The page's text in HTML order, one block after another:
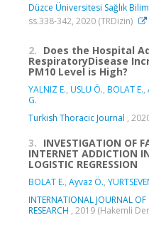
Düzce Üniversitesi Sağlık
ss.338-342, 2020 (TRDizin)
2. Does the Hospital
RespiratoryDisease
PM10 Level is High?
YALNIZ E., USLU Ö., BOLAT E.,
G.
Turkish Thoracic Journal ,
3. INVESTIGATION OF
INTERNET ADDICTION
LOGISTIC REGRESSION
BOLAT E., Ayvaz Ö.,
INTERNATIONAL JOURNAL OF
RESEARCH , 2019 (Hakemli